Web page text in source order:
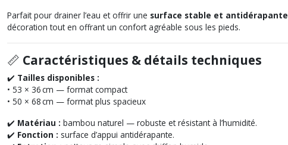
Parfait pour drainer l’eau et offrir une surface stable et antidérapante
décoration tout en offrant un confort agréable sous les pieds.
📏 Caractéristiques & détails techniques
✔️ Tailles disponibles :
• 53 × 36 cm — format compact
• 50 × 68 cm — format plus spacieux
✔️ Matériau : bambou naturel — robuste et résistant à l’humidité.
✔️ Fonction : surface d’appui antidérapante.